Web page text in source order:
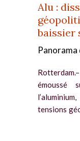
Alu :
baissier
Panorama
émoussé
tensions